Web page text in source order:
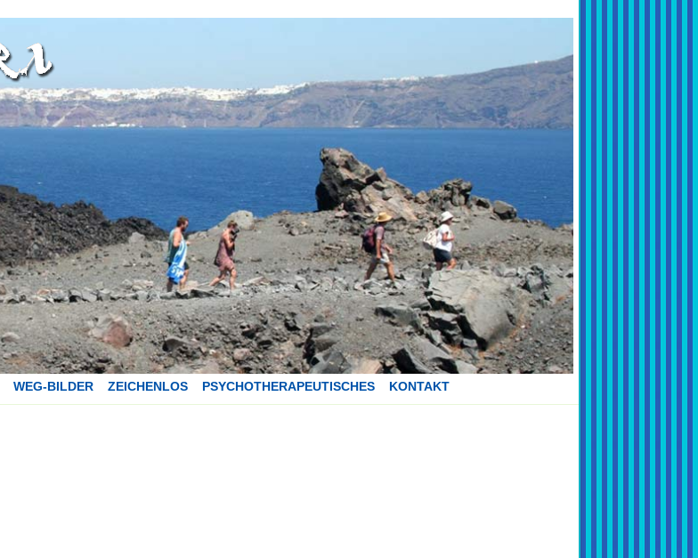
WEG-BILDER ZEICHENLOS PSYCHOTHERAPEUTISCHES KONTAKT